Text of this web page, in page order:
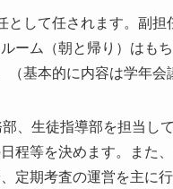
して任されます。副担
ーム（朝と帰り）はも
基本的に内容は学年会
、生徒指導部を担当し
程等を決めます。また
定期考査の運営を主に